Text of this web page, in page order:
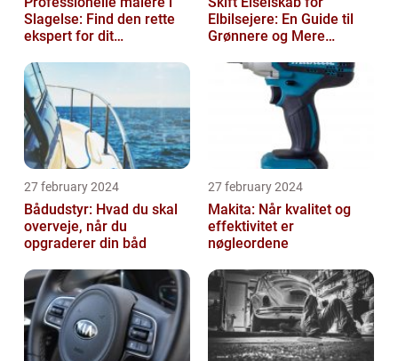
Slagelse: Find den rette
ekspert for dit
Elbilsejere: En Guide til
Grønnere og Mere
27 february 2024
Bådudstyr: Hvad du skal
overveje, når du
opgraderer din båd
27 february 2024
Makita: Når kvalitet og
effektivitet er
nøgleordene